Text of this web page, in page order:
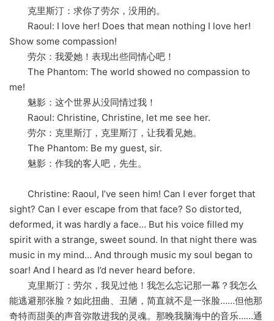
克里斯汀：求你了劳尔，没用的。
Raoul: I love her! Does that mean nothing I love her!
Show some compassion!
劳尔：我爱她！表现出些同情心吧！
The Phantom: The world showed no compassion to
me!
魅影：这个世界从没同情过我！
Raoul: Christine, Christine, let me see her.
劳尔：克里斯汀，克里斯汀，让我看见她。
The Phantom: Be my guest, sir.
魅影：作我的客人吧，先生。
Christine: Raoul, I’ve seen him! Can I ever forget that
sight? Can I ever escape from that face? So distorted,
deformed, it was hardly a face… But his voice filled my
spirit with a strange, sweet sound. In that night there was
music in my mind… And through music my soul began to
soar! And I heard as I’d never heard before.
克里斯汀：劳尔，我见过他！我怎么忘记那一幕？我怎么
能逃避那张脸？如此扭曲、丑陋，简直就不是一张脸……但他那
奇特而甜美的声音弥散进我的灵魂。那晚我脑海中的音乐……通